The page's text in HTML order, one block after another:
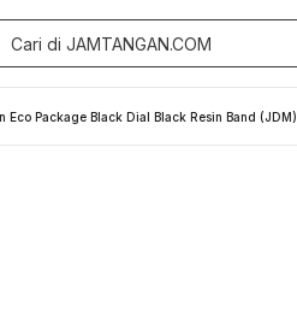
Eco Package Black Dial Black Resin Band (JDM)